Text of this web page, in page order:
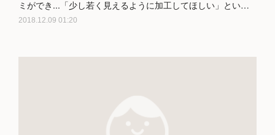
2018.12.09 01:20
ミができ...「少し若く見えるように加工してほしい」とい…